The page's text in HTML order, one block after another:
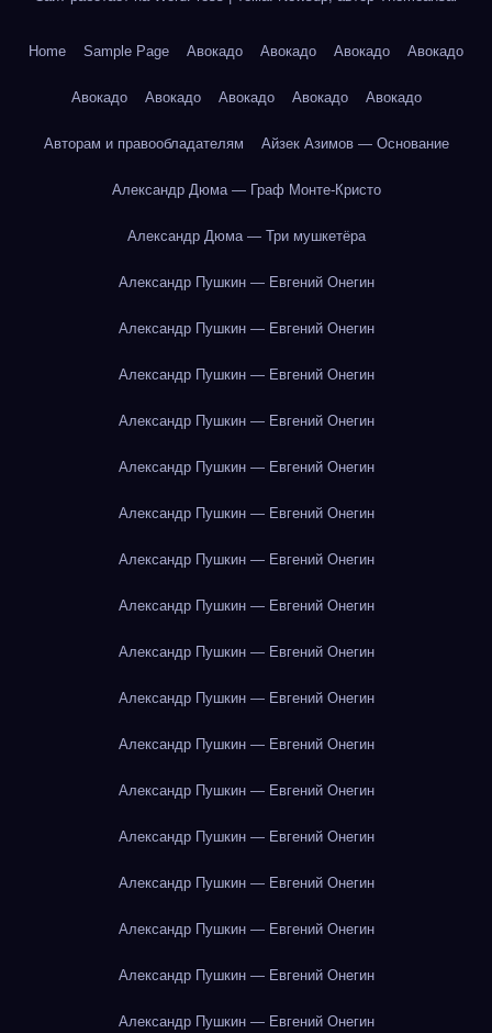
Home Sample Page Авокадо Авокадо Авокадо Авокадо
Авокадо Авокадо Авокадо Авокадо Авокадо
Авторам и правообладателям Айзек Азимов — Основание
Александр Дюма — Граф Монте-Кристо
Александр Дюма — Три мушкетёра
Александр Пушкин — Евгений Онегин
Александр Пушкин — Евгений Онегин
Александр Пушкин — Евгений Онегин
Александр Пушкин — Евгений Онегин
Александр Пушкин — Евгений Онегин
Александр Пушкин — Евгений Онегин
Александр Пушкин — Евгений Онегин
Александр Пушкин — Евгений Онегин
Александр Пушкин — Евгений Онегин
Александр Пушкин — Евгений Онегин
Александр Пушкин — Евгений Онегин
Александр Пушкин — Евгений Онегин
Александр Пушкин — Евгений Онегин
Александр Пушкин — Евгений Онегин
Александр Пушкин — Евгений Онегин
Александр Пушкин — Евгений Онегин
Александр Пушкин — Евгений Онегин